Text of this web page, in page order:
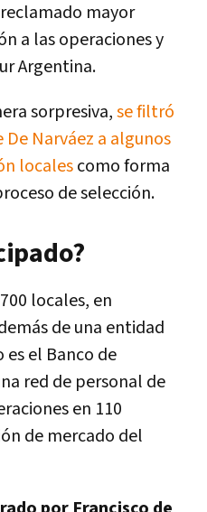
mayor
a las operaciones y
Argentina.
sorpresiva,se filtró
Narváez a algunos
localescomo forma
de selección.
locales, en
de una entidad
el Banco de
red de personal de
en 110
de mercado del